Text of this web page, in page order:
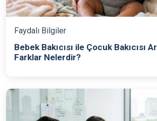
Faydalı Bilgiler
Bebek Bakıcısı ile Çocuk Bakıcısı
Farklar Nelerdir?